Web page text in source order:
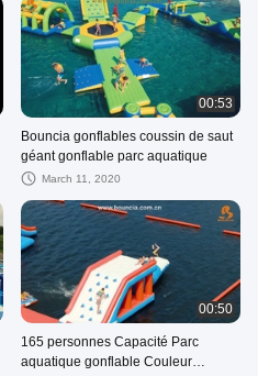
00:53
Bouncia gonflables coussin de saut
géant gonflable parc aquatique
March 11, 2020
00:50
165 personnes Capacité Parc
aquatique gonflable Couleur